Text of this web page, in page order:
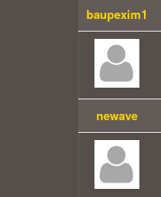
baupexim1
newave